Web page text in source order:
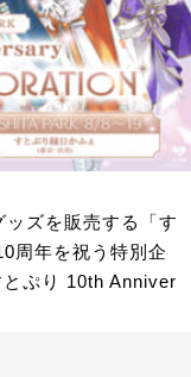
ッズを販売する「す
周年を祝う特別企
ぷり 10th Anniver